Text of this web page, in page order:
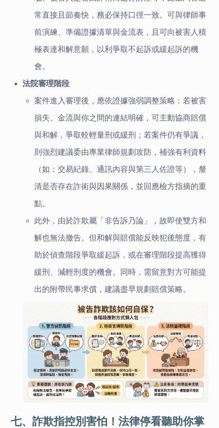
常直接且節奏快，務必保持口徑一致。可與律師事
前演練、準備證據清單與金流表，且可向被害人積
極表達和解意願，以利爭取不起訴或緩起訴的機
會。
法院審理階段
案件進入審理後，應依證據強弱調整策略：若被害
損失、金流與你之間的連結明確，可主動協商賠償
與和解，爭取較輕量刑或緩刑；若案件仍有爭議，
則強烈建議委由專業律師規劃攻防，補強有利資料
（如：交易紀錄、通訊內容與第三人佐證等），釐
清是否存在詐術與因果關係，並回應檢方指摘的重
點。
此外，由於詐欺屬「非告訴乃論」，故即使雙方和
解也無法撤告。但和解與賠償能反映犯後態度，有
助於偵查階段爭取緩起訴，或在審理階段提高獲得
緩刑、減輕刑度的機會。同時，需留意對方可能提
出的附帶民事求償，建議盡早規劃賠償策略。
七、詐欺指控別害怕！法律停看聽助你掌